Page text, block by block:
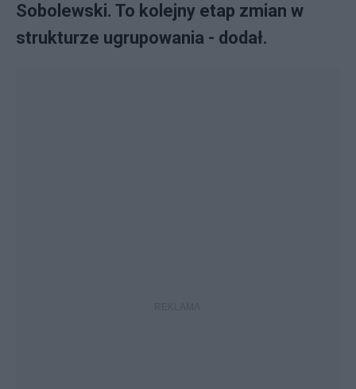
Sobolewski. To kolejny etap zmian w
strukturze ugrupowania - dodał.